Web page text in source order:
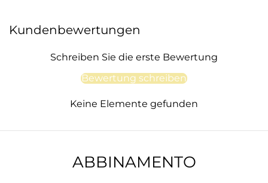
Kundenbewertungen
Schreiben Sie die erste Bewertung
Bewertung schreiben
Keine Elemente gefunden
ABBINAMENTO